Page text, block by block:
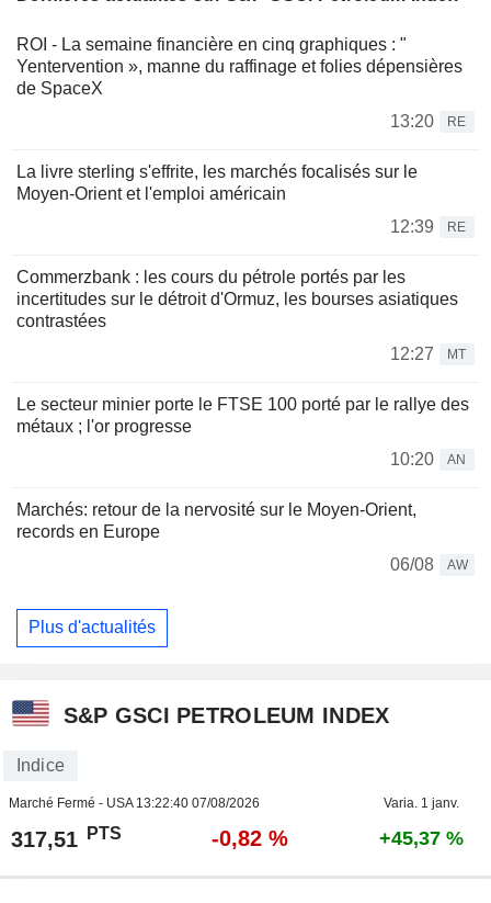
ROI - La semaine financière en cinq graphiques : "
Yentervention », manne du raffinage et folies dépensières
de SpaceX
13:20
RE
La livre sterling s'effrite, les marchés focalisés sur le
Moyen-Orient et l'emploi américain
12:39
RE
Commerzbank : les cours du pétrole portés par les
incertitudes sur le détroit d'Ormuz, les bourses asiatiques
contrastées
12:27
MT
Le secteur minier porte le FTSE 100 porté par le rallye des
métaux ; l'or progresse
10:20
AN
Marchés: retour de la nervosité sur le Moyen-Orient,
records en Europe
06/08
AW
Plus d'actualités
S&P GSCI PETROLEUM INDEX
Indice
Marché Fermé - USA 13:22:40 07/08/2026 Varia. 1 janv.
317,51 PTS -0,82 % +45,37 %